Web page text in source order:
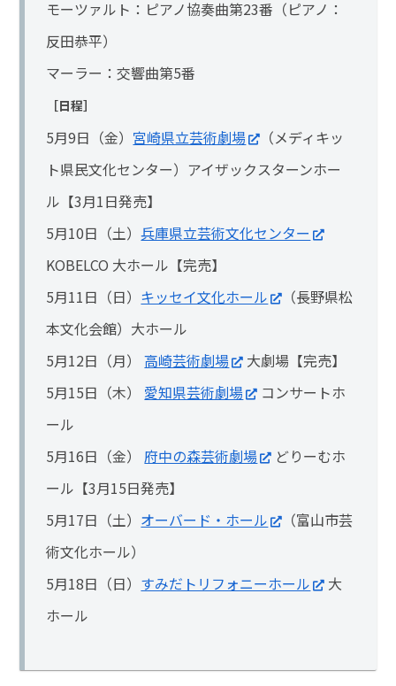
モーツァルト：ピアノ協奏曲第23番（ピアノ：
反田恭平）
マーラー：交響曲第5番
［日程］
5月9日（金） 宮崎県立芸術劇場
（メディキッ
ト県民文化センター）アイザックスターンホー
ル【3月1日発売】
5月10日（土）兵庫県立芸術文化センター
KOBELCO 大ホール【完売】
5月11日（日） キッセイ文化ホール
（長野県松
本文化会館）大ホール
5月12日（月）高崎芸術劇場
大劇場【完売】
5月15日（木） 愛知県芸術劇場
コンサートホ
ール
5月16日（金） 府中の森芸術劇場
どりーむホ
ール【3月15日発売】
5月17日（土） オーバード・ホール
（富山市芸
術文化ホール）
5月18日（日） すみだトリフォニーホール
大
ホール